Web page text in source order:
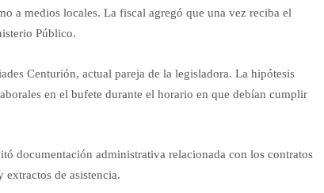
a medios locales. La fiscal agregó que una vez reciba el
Público.
Centurión, actual pareja de la legisladora. La hipótesis
en el bufete durante el horario en que debían cumplir
documentación administrativa relacionada con los contratos
extractos de asistencia.